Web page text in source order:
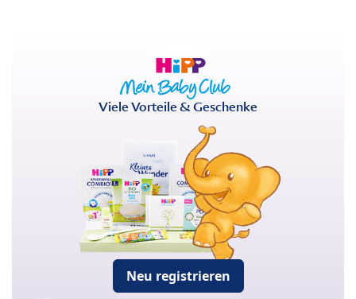
Viele Vorteile & Geschenke
Neu registrieren